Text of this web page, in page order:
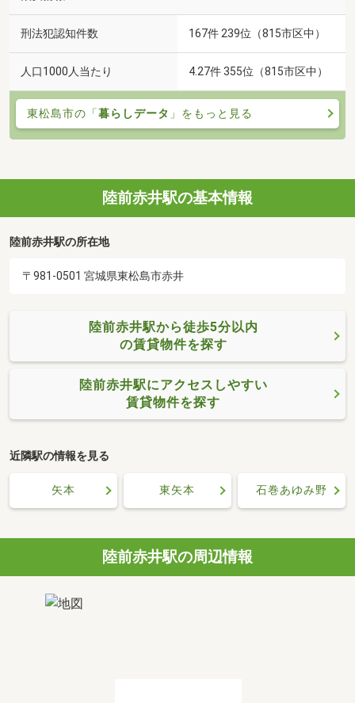
刑法犯認知件数 167件 239位（815市区中）
人口1000人当たり 4.27件 355位（815市区中）
東松島市の「暮らしデータ 」をもっと見る
陸前赤井駅の基本情報
陸前赤井駅の所在地
〒981-0501 宮城県東松島市赤井
陸前赤井駅から徒歩5分以内
の賃貸物件を探す
陸前赤井駅にアクセスしやすい
賃貸物件を探す
近隣駅の情報を見る
矢本 東矢本 石巻あゆみ野
陸前赤井駅の周辺情報